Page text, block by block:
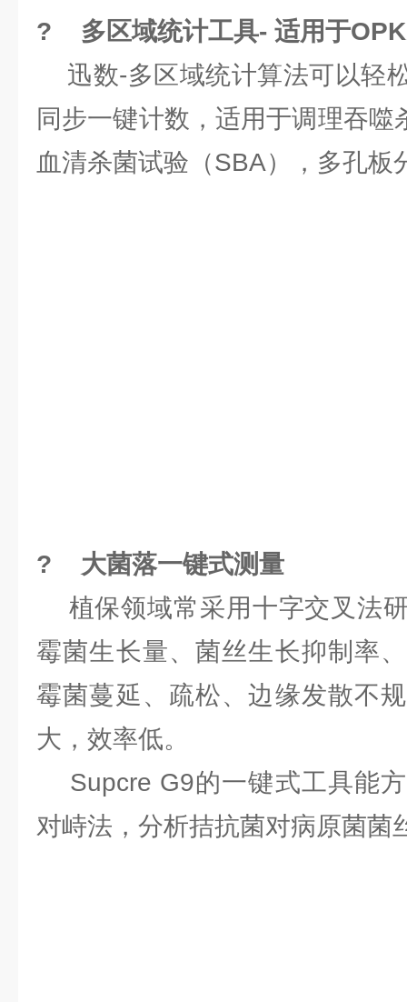
? 多区域统计工具- 适用于
迅数-多区域统计算法可以轻
同步一键计数，适用于调理吞
血清杀菌试验（SBA），多孔板
? 大菌落一键式测量
植保领域常采用十字交叉法
霉菌生长量、菌丝生长抑制率
霉菌蔓延、疏松、边缘发散不
大，效率低。
Supcre G9的一键式工具能
对峙法，分析拮抗菌对病原菌菌